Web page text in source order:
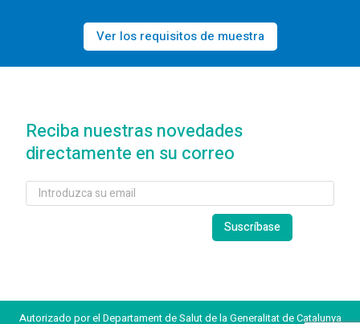
Ver los requisitos de muestra
Reciba nuestras novedades
directamente en su correo
Autorizado por el Departament de Salut de la Generalitat de Catalunya